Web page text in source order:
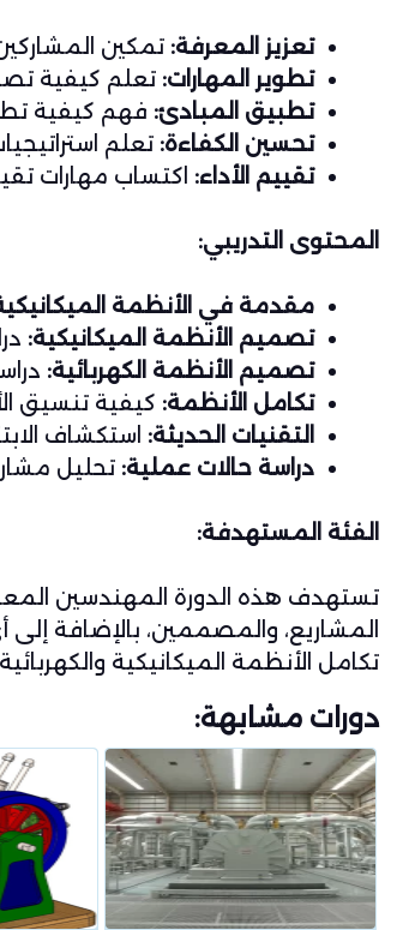
تعزيز المعرفة: تمكين
تطوير المهارات: تعلم كيفية
تطبيق المبادئ: فهم كيفية
تحسين الكفاءة: تعلم
تقييم الأداء: اكتساب مهارات
المحتوى التدريبي:
مقدمة في الأنظمة الميكانيكية
تصميم الأنظمة الميكانيكية:
تصميم الأنظمة الكهربائية:
تكامل الأنظمة: كيفية تنسيق
التقنيات الحديثة: استكشاف
دراسة حالات عملية: تحليل
الفئة المستهدفة:
تستهدف هذه الدورة المهندسين
المشاريع، والمصممين، بالإضافة
تكامل الأنظمة الميكانيكية
دورات مشابهة: